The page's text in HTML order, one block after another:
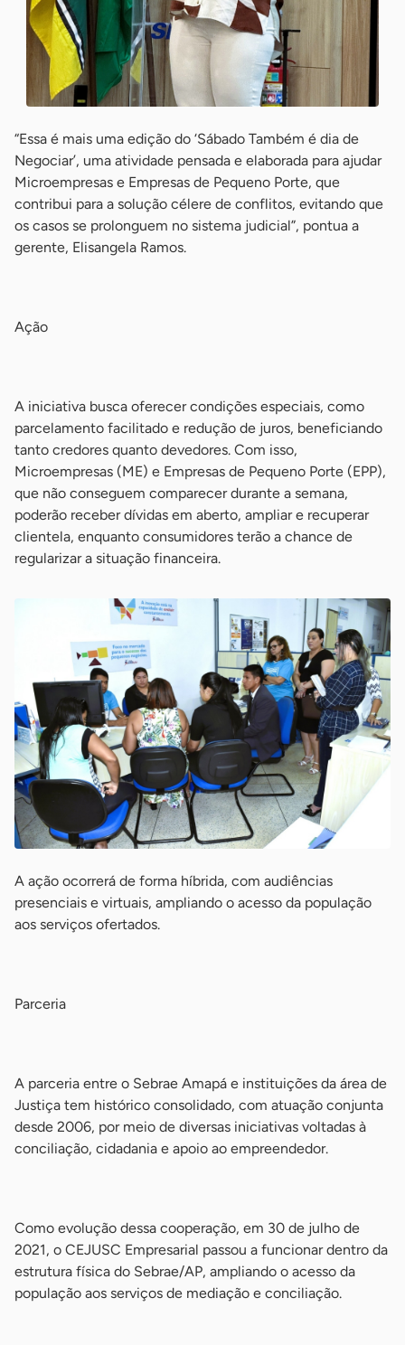
“Essa é mais uma edição do ‘Sábado Também é dia de
Negociar’, uma atividade pensada e elaborada para ajudar
Microempresas e Empresas de Pequeno Porte, que
contribui para a solução célere de conflitos, evitando que
os casos se prolonguem no sistema judicial”, pontua a
gerente, Elisangela Ramos.
Ação
A iniciativa busca oferecer condições especiais, como
parcelamento facilitado e redução de juros, beneficiando
tanto credores quanto devedores. Com isso,
Microempresas (ME) e Empresas de Pequeno Porte (EPP),
que não conseguem comparecer durante a semana,
poderão receber dívidas em aberto, ampliar e recuperar
clientela, enquanto consumidores terão a chance de
regularizar a situação financeira.
A ação ocorrerá de forma híbrida, com audiências
presenciais e virtuais, ampliando o acesso da população
aos serviços ofertados.
Parceria
A parceria entre o Sebrae Amapá e instituições da área de
Justiça tem histórico consolidado, com atuação conjunta
desde 2006, por meio de diversas iniciativas voltadas à
conciliação, cidadania e apoio ao empreendedor.
Como evolução dessa cooperação, em 30 de julho de
2021, o CEJUSC Empresarial passou a funcionar dentro da
estrutura física do Sebrae/AP, ampliando o acesso da
população aos serviços de mediação e conciliação.